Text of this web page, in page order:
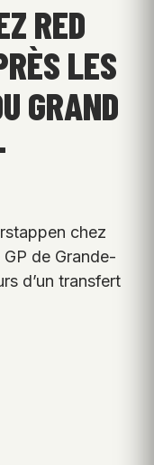
RED
LES
GRAND
chez
de Grande-
d’un transfert